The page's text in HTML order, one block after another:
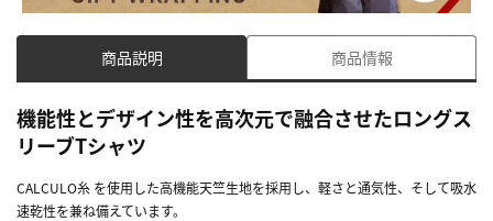
商品説明 商品情報
機能性とデザイン性を高次元で融合させたロングス
リーブTシャツ
CALCULO糸 を使用した高機能天竺生地を採用し、軽さと通気性、そして吸水
速乾性を兼ね備えています。